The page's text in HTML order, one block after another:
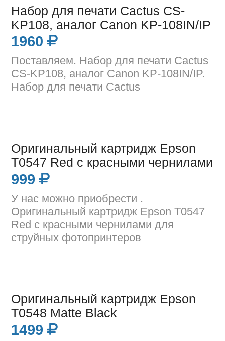
Набор для печати Cactus CS-
KP108, аналог Canon KP-108IN/IP
1960
Поставляем. Набор для печати Cactus
CS-KP108, аналог Canon KP-108IN/IP.
Набор для печати Cactus
Оригинальный картридж Epson
T0547 Red с красными чернилами
999
У нас можно приобрести .
Оригинальный картридж Epson T0547
Red с красными чернилами для
струйных фотопринтеров
Оригинальный картридж Epson
T0548 Matte Black
1499